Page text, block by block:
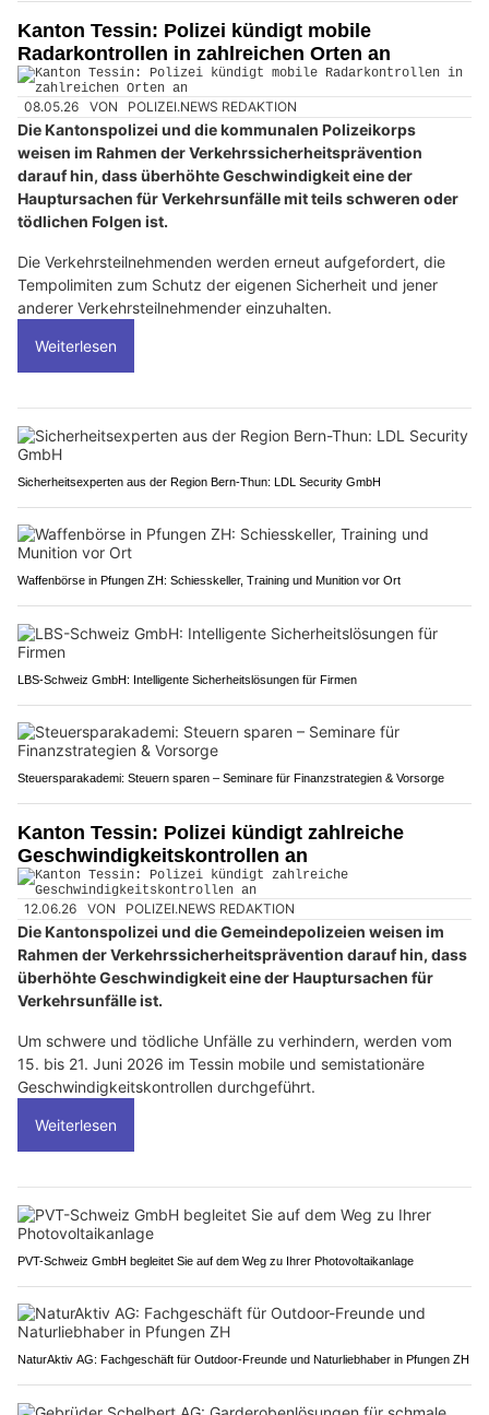
Kanton Tessin: Polizei kündigt mobile
Radarkontrollen in zahlreichen Orten an
08.05.26 VON POLIZEI.NEWS REDAKTION
Die Kantonspolizei und die kommunalen Polizeikorps
weisen im Rahmen der Verkehrssicherheitsprävention
darauf hin, dass überhöhte Geschwindigkeit eine der
Hauptursachen für Verkehrsunfälle mit teils schweren oder
tödlichen Folgen ist.
Die Verkehrsteilnehmenden werden erneut aufgefordert, die
Tempolimiten zum Schutz der eigenen Sicherheit und jener
anderer Verkehrsteilnehmender einzuhalten.
Weiterlesen
Sicherheitsexperten aus der Region Bern-Thun: LDL Security GmbH
Waffenbörse in Pfungen ZH: Schiesskeller, Training und Munition vor Ort
LBS-Schweiz GmbH: Intelligente Sicherheitslösungen für Firmen
Steuersparakademi: Steuern sparen – Seminare für Finanzstrategien & Vorsorge
Kanton Tessin: Polizei kündigt zahlreiche
Geschwindigkeitskontrollen an
12.06.26 VON POLIZEI.NEWS REDAKTION
Die Kantonspolizei und die Gemeindepolizeien weisen im
Rahmen der Verkehrssicherheitsprävention darauf hin, dass
überhöhte Geschwindigkeit eine der Hauptursachen für
Verkehrsunfälle ist.
Um schwere und tödliche Unfälle zu verhindern, werden vom
15. bis 21. Juni 2026 im Tessin mobile und semistationäre
Geschwindigkeitskontrollen durchgeführt.
Weiterlesen
PVT-Schweiz GmbH begleitet Sie auf dem Weg zu Ihrer Photovoltaikanlage
NaturAktiv AG: Fachgeschäft für Outdoor-Freunde und Naturliebhaber in Pfungen ZH